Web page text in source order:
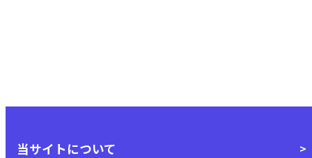
当サイトについて